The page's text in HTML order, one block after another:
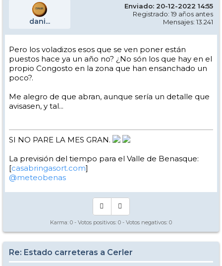
dani...
Enviado: 20-12-2022 14:55
Registrado: 19 años antes
Mensajes: 13.241
Pero los voladizos esos que se ven poner están
puestos hace ya un año no? ¿No són los que hay en el
propio Congosto en la zona que han ensanchado un
poco?.
Me alegro de que abran, aunque sería un detalle que
avisasen, y tal...
SI NO PARE LA MES GRAN.
La previsión del tiempo para el Valle de Benasque:
[casabringasort.com]
@meteobenas
Karma: 0 - Votos positivos: 0 - Votos negativos: 0
Re: Estado carreteras a Cerler